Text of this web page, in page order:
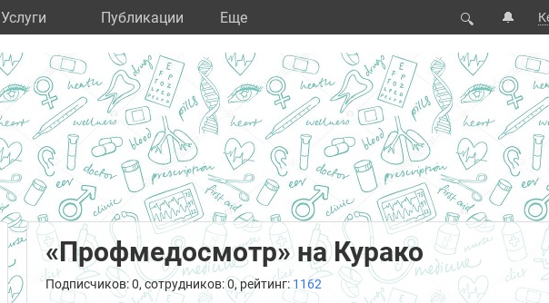
Услуги Публикации Eще 🔍 🔔
«Профмедосмотр» на Курако
Подписчиков: 0, сотрудников: 0, рейтинг: 1162